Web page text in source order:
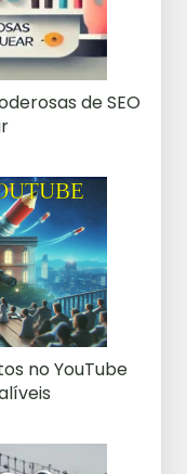
de SEO
no YouTube